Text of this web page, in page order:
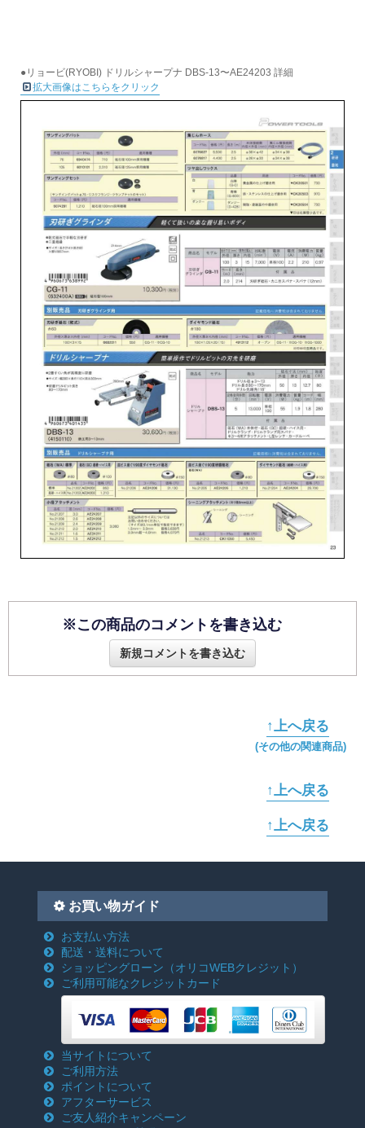
●リョービ(RYOBI) ドリルシャープナ DBS-13〜AE24203 詳細
拡大画像はこちらをクリック
※この商品のコメントを書き込む
新規コメントを書き込む
↑上へ戻る
(その他の関連商品)
↑上へ戻る
↑上へ戻る
お買い物ガイド
お支払い方法
配送・送料について
ショッピングローン （オリコWEBクレジット）
ご利用可能なクレジットカード
当サイトについて
ご利用方法
ポイントについて
アフターサービス
ご友人紹介キャンペーン